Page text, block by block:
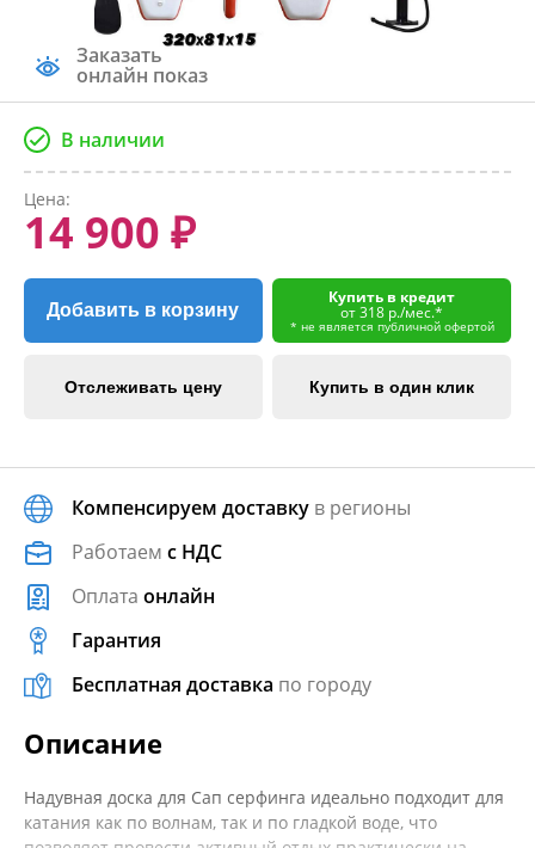
Заказать
онлайн показ
В наличии
Цена:
14 900 ₽
Добавить в корзину
Купить в кредит
от 318 р./мес.*
* не является публичной офертой
Отслеживать цену Купить в один клик
Компенсируем доставку в регионы
Работаем с НДС
Оплата онлайн
Гарантия
Бесплатная доставка по городу
Описание
Надувная доска для Сап серфинга идеально подходит для
катания как по волнам, так и по гладкой воде, что